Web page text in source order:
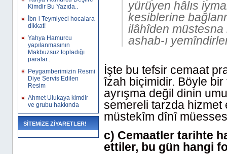
Kimdir Bu Yazıda..
İbn-i Teymiyeci hocalara
dikkat!
Yahya Hamurcu
yapılanmasının
Makbuzsuz topladığı
paralar..
Peygamberimizin Resmi
Diye Servis Edilen
Resim
Ahmet Ulukaya kimdir
ve grubu hakkında
SİTEMİZE ZİYARETLER!
yürüyen hâlıs
kesiblerine
ilâhîden
ashab-ı
İşte bu tefsir cemaat
îzah biçimidir. Böyle
ayrışma değil dinin
semereli tarzda hizmet
müstekîm dînî
c) Cemaatler tarihte
ettiler, bu gün hangi